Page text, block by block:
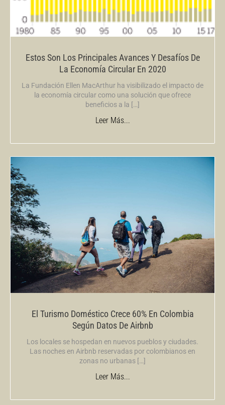
Estos Son Los Principales Avances Y Desafíos De
La Economía Circular En 2020
La Fundación Ellen MacArthur ha visibilizado el impacto de
la economía circular como una solución que ofrece
beneficios a la […]
Leer Más...
El Turismo Doméstico Crece 60% En Colombia
Según Datos De Airbnb
Los locales se hospedan en nuevos pueblos y ciudades.
Las noches en Airbnb reservadas por colombianos en
zonas no urbanas […]
Leer Más...